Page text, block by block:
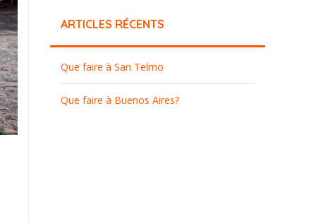
ARTICLES RÉCENTS
Que faire à San Telmo
Que faire à Buenos Aires?